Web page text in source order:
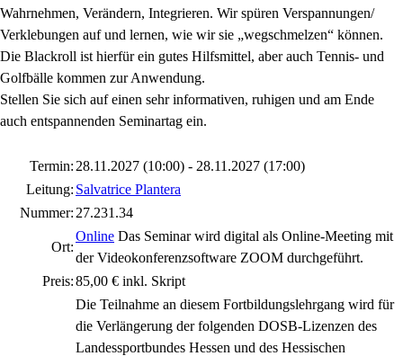
Wahrnehmen, Verändern, Integrieren. Wir spüren Verspannungen/
Verklebungen auf und lernen, wie wir sie „wegschmelzen“ können.
Die Blackroll ist hierfür ein gutes Hilfsmittel, aber auch Tennis- und
Golfbälle kommen zur Anwendung.
Stellen Sie sich auf einen sehr informativen, ruhigen und am Ende
auch entspannenden Seminartag ein.
Termin: 28.11.2027 (10:00) - 28.11.2027 (17:00)
Leitung: Salvatrice Plantera
Nummer: 27.231.34
Ort:
Online Das Seminar wird digital als Online-Meeting mit
der Videokonferenzsoftware ZOOM durchgeführt.
Preis:85,00 € inkl. Skript
Die Teilnahme an diesem Fortbildungslehrgang wird für
die Verlängerung der folgenden DOSB-Lizenzen des
Landessportbundes Hessen und des Hessischen